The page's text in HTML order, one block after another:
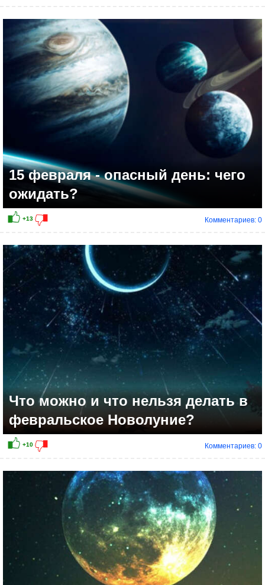
+16
15 февраля - опасный день: чего
ожидать?
Комментариев: 0
Что можно и что нельзя делать в
февральское Новолуние?
Комментариев: 0